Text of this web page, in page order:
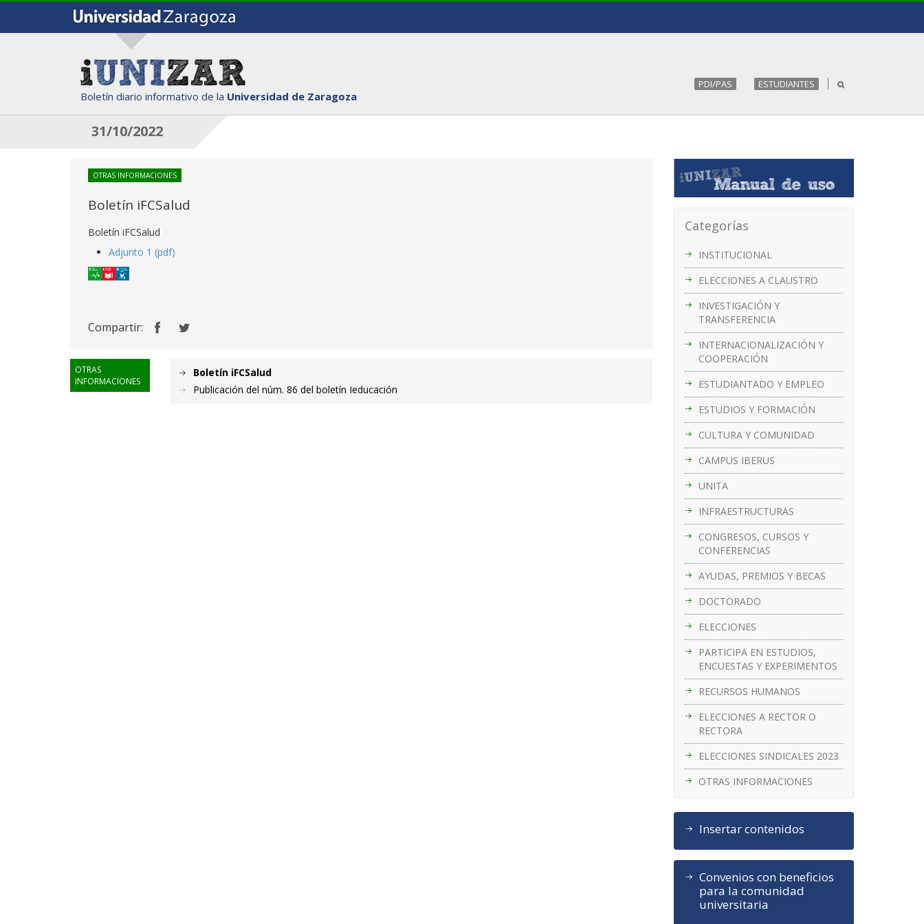
Boletín diario informativo de la Universidad de Zaragoza
PDI/PAS ESTUDIANTES
31/10/2022
Categorías
INSTITUCIONAL
ELECCIONES A CLAUSTRO
INVESTIGACIÓN Y
TRANSFERENCIA
INTERNACIONALIZACIÓN Y
COOPERACIÓN
ESTUDIANTADO Y EMPLEO
ESTUDIOS Y FORMACIÓN
CULTURA Y COMUNIDAD
CAMPUS IBERUS
UNITA
INFRAESTRUCTURAS
CONGRESOS, CURSOS Y
CONFERENCIAS
AYUDAS, PREMIOS Y BECAS
DOCTORADO
ELECCIONES
PARTICIPA EN ESTUDIOS,
ENCUESTAS Y EXPERIMENTOS
RECURSOS HUMANOS
ELECCIONES A RECTOR O
RECTORA
ELECCIONES SINDICALES 2023
OTRAS INFORMACIONES
Insertar contenidos
Convenios con beneficios
para la comunidad
universitaria
OTRAS INFORMACIONES
Boletín iFCSalud
Boletín iFCSalud
Adjunto 1 (pdf)
Compartir:
OTRAS
INFORMACIONES
Boletín iFCSalud
Publicación del núm. 86 del boletín Ieducación